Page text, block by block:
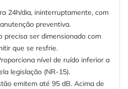
24h/dia, ininterruptamente, com
preventiva.
precisa ser dimensionado com
que se resfrie.
nível de ruído inferior a
legislação (NR-15).
emitem até 95 dB. Acima de